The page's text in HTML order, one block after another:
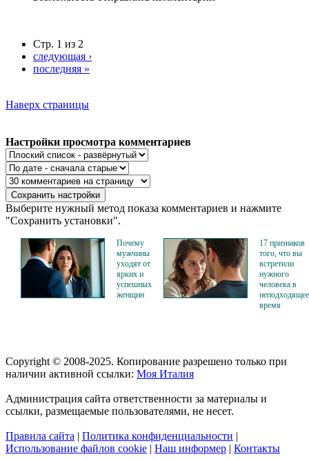
Стр. 1 из 2
следующая ›
последняя »
Наверх страницы
Настройки просмотра комментариев
Выберите нужный метод показа комментариев и нажмите
"Сохранить установки".
Почему
мужчины
уходят от
ярких и
успешных
женщин
17 признаков
того, что вы
встретили
нужного
человека в
неподходящее
время
Copyright © 2008-2025. Копирование разрешено только при
наличии активной ссылки: Моя Италия
Администрация сайта ответственности за материалы и
ссылки, размещаемые пользователями, не несет.
Правила сайта | Политика конфиденциальности |
Использование файлов cookie | Наш информер | Контакты